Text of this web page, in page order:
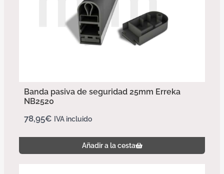
Banda pasiva de seguridad 25mm Erreka
NB2520
78,95€ IVA incluido
Añadir a la cesta